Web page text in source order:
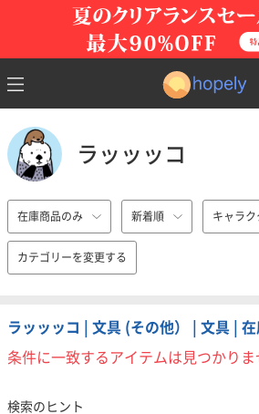
ラッッッコ
在庫商品のみ 新着順 キャラク
カテゴリーを変更する
ラッッッコ | 文具 (その他） | 文具 |
条件に一致するアイテムは見つかりま
検索のヒント